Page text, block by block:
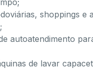
shoppings e
autoatendimento
de lavar